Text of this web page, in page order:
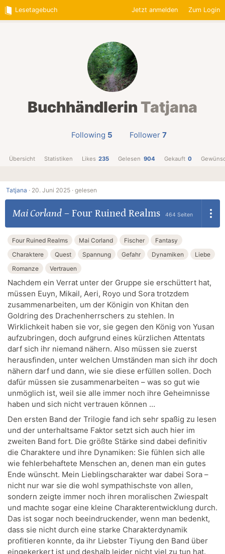
Lesetagebuch Jetzt anmelden Zum Login
Buchhändlerin Tatjana
Following 5 Follower 7
Übersicht Statistiken Likes 235 Gelesen 904 Gekauft 0
Tatjana · 20. Juni 2025 · gelesen
Mai Corland– Four Ruined Realms 464 Seiten
Four Ruined Realms Mai Corland Fischer
Fantasy
Charaktere
Quest Spannung Gefahr Dynamiken
Liebe
Romanze
Vertrauen
Nachdem ein Verrat unter der Gruppe sie erschüttert hat,
müssen Euyn, Mikail, Aeri, Royo und Sora trotzdem
zusammenarbeiten, um der Königin von Khitan den
Goldring des Drachenherrschers zu stehlen. In
Wirklichkeit haben sie vor, sie gegen den König von Yusan
aufzubringen, doch aufgrund eines kürzlichen Attentats
darf sich ihr niemand nähern. Also müssen sie zuerst
herausfinden, unter welchen Umständen man sich ihr doch
nähern darf und dann, wie sie diese erfüllen sollen. Doch
dafür müssen sie zusammenarbeiten – was so gut wie
unmöglich ist, weil sie alle immer noch ihre Geheimnisse
haben und sich nicht vertrauen können …
Den ersten Band der Trilogie fand ich sehr spaßig zu lesen
und der unterhaltsame Faktor setzt sich auch hier im
zweiten Band fort. Die größte Stärke sind dabei definitiv
die Charaktere und ihre Dynamiken: Sie fühlen sich alle
wie fehlerbehaftete Menschen an, denen man ein gutes
Ende wünscht. Mein Lieblingscharakter war dabei Sora –
nicht nur war sie die wohl sympathischste von allen,
sondern zeigte immer noch ihren moralischen Zwiespalt
und machte sogar eine kleine Charakterentwicklung durch.
Das ist sogar noch beeindruckender, wenn man bedenkt,
dass sie nicht durch eine starke Charakterdynamik
profitieren konnte, da ihr Liebster Tiyung den Band über
eingekerkert ist und deshalb leider nicht viel zu tun hat.